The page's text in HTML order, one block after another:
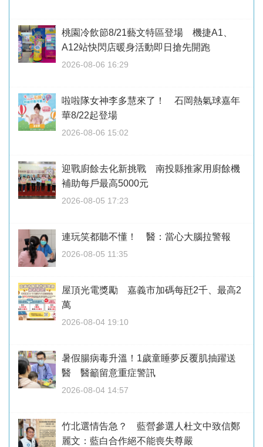
桃園冷飲節8/21藝文特區登場 機捷A1、
A12站快閃店暖身活動即日搶先開跑
2026-08-06 16:29
啦啦隊女神李多慧來了！ 石岡熱氣球嘉年
華8/22起登場
2026-08-06 15:02
迎戰廚餘去化新挑戰 南投縣推家用廚餘機
補助每戶最高5000元
2026-08-05 17:23
連玩笑都聽不懂！ 醫：當心大腦拉警報
2026-08-05 11:35
屋頂光電獎勵 嘉義市加碼每瓩2千、最高2
萬
2026-08-04 19:10
暑假腸病毒升溫！1歲童睡夢反覆肌抽躍送
醫 醫籲留意重症警訊
2026-08-04 14:57
竹北選情告急？ 藍營參選人杜文中致信鄭
麗文：藍白合作絕不能喪失尊嚴